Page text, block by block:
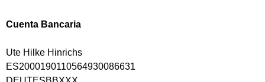
Cuenta Bancaria
Ute Hilke Hinrichs
ES2000190110564930086631